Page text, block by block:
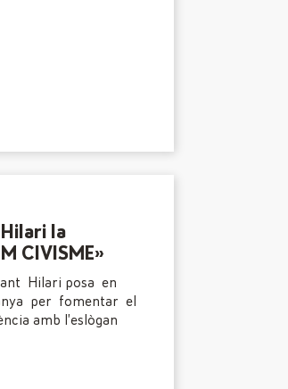
Hilari la
CIVISME»
Hilari posa en
per fomentar el
amb l’eslògan